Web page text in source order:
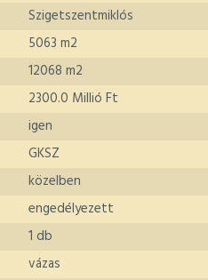
Szigetszentmiklós
5063 m2
12068 m2
2300.0 Millió Ft
igen
GKSZ
közelben
engedélyezett
1 db
vázas